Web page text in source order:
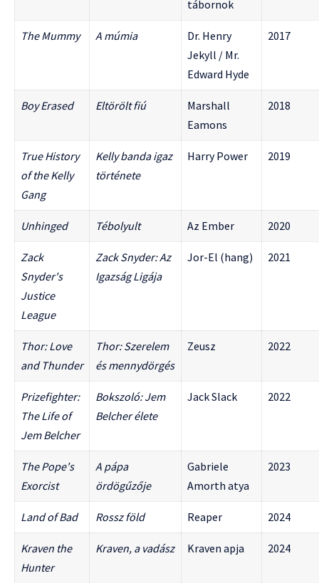
tábornok
The Mummy A múmia
Dr. Henry
Jekyll / Mr.
Edward Hyde
2017
Boy Erased Eltörölt fiú
Marshall
Eamons
2018
True History
of the Kelly
Gang
Kelly banda igaz
története
Harry Power 2019
Unhinged Tébolyult Az Ember 2020
Zack
Snyder's
Justice
League
Zack Snyder: Az
Igazság Ligája
Jor-El (hang) 2021
Thor: Love
and Thunder
Thor: Szerelem
és mennydörgés
Zeusz 2022
Prizefighter:
The Life of
Jem Belcher
Bokszoló: Jem
Belcher élete
Jack Slack 2022
The Pope's
Exorcist
A pápa
ördögűzője
Gabriele
Amorth atya
2023
Land of Bad Rossz föld Reaper 2024
Kraven the
Hunter
Kraven, a vadász Kraven apja 2024